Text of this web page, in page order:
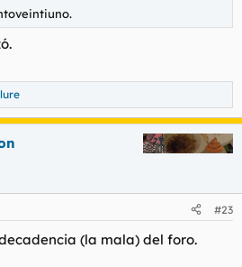
#23
(la mala) del foro.